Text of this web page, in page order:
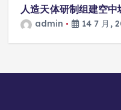
人造天体研制组建空
admin 14 7 月,